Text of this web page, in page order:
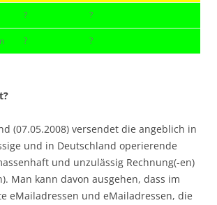
? ?
? ?
(07.05.2008) versendet die angeblich in
und in Deutschland operierende
und unzulässig Rechnung(-en)
Man kann davon ausgehen, dass im
eMailadressen und eMailadressen, die